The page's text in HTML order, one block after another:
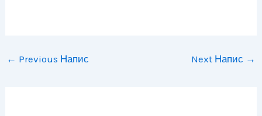
← Previous Напис Next Напис →